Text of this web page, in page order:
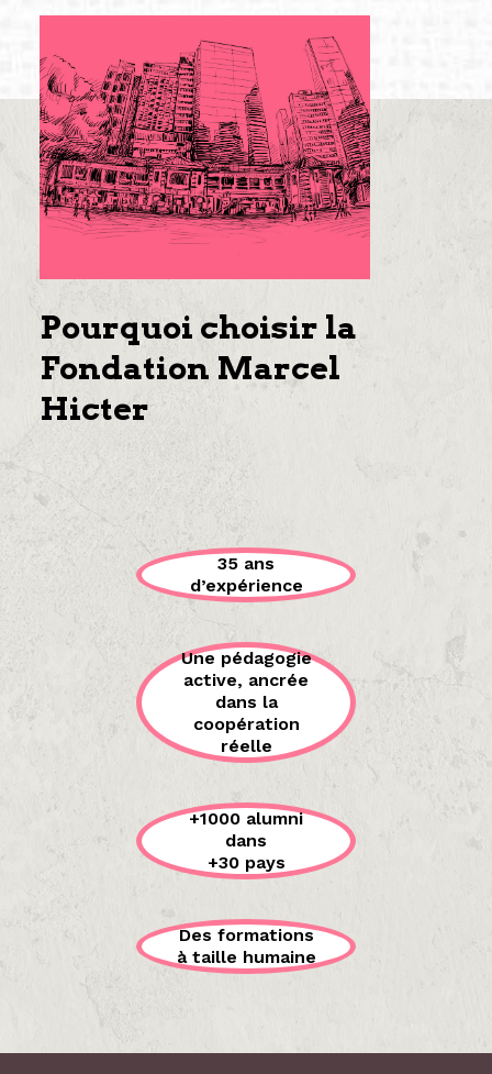
Pourquoi choisir la
Fondation Marcel
Hicter
35 ans
d’expérience
Une pédagogie
active, ancrée
dans la
coopération
réelle
+1000 alumni
dans
+30 pays
Des formations
à taille humaine